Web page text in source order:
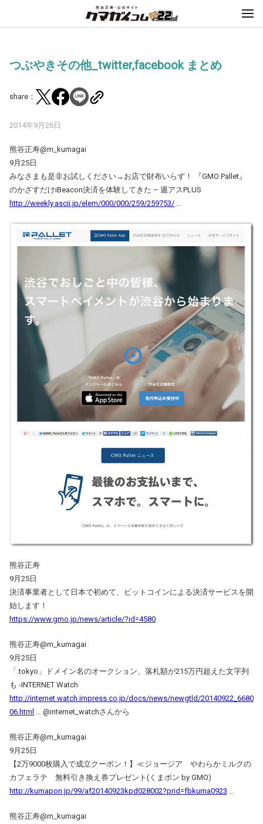
つぶやきその他_twitter,facebook まとめ
share：
2014年9月26日
熊谷正寿@m_kumagai
9月25日
みなさまも是非お試しください→お店で財布いらず！ 『GMO Pallet』
のかざすだけiBeacon決済を体験してきた – 週アスPLUS
http://weekly.ascii.jp/elem/000/000/259/259753/
熊谷正寿
9月25日
決済事業者として日本で初めて、ビットコインによる決済サービスを開
始します！
https://www.gmo.jp/news/article/?id=4580
熊谷正寿@m_kumagai
9月25日
「.tokyo」ドメイン名のオークション、落札額が215万円超えた文字列
も -INTERNET Watch
http://internet.watch.impress.co.jp/docs/news/newgtld/20140922_6680
06.html
… @internet_watchさんから
熊谷正寿@m_kumagai
9月25日
【2万9000枚購入で成立クーポン！】≪ジョージア やわらかミルクの
カフェラテ 無料引き換え券プレゼント(くまポン by GMO)
http://kumapon.jp/99/af20140923kpd028002?prid=fbkuma0923
熊谷正寿@m_kumagai